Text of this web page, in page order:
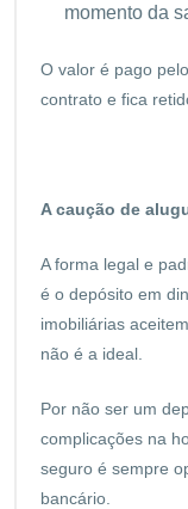
momento da
O valor é pago
contrato e fica
A caução de
A forma legal e
é o depósito em
imobiliárias
não é a ideal.
Por não ser um
complicações na
seguro é sempre
bancário.